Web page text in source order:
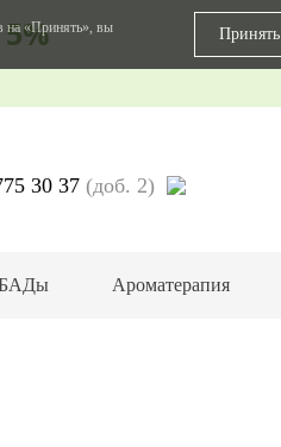
30 37 (доб. 2)
Ароматерапия
на «Принять», вы
Принять